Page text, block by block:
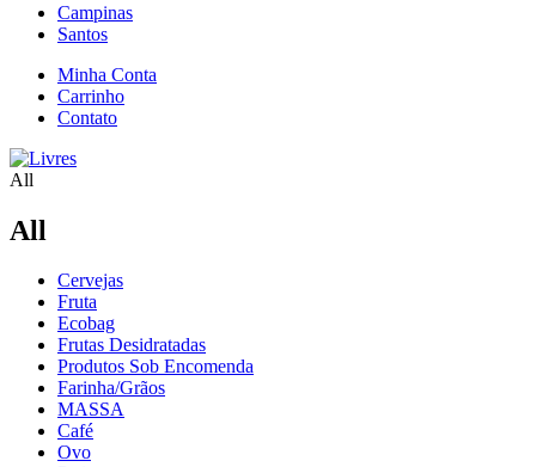
Campinas
Santos
Minha Conta
Carrinho
Contato
All
All
Cervejas
Fruta
Ecobag
Frutas Desidratadas
Produtos Sob Encomenda
Farinha/Grãos
MASSA
Café
Ovo